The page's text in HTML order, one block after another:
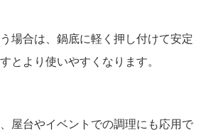
場合は、鍋底に軽く押し付けて安定
とより使いやすくなります。
屋台やイベントでの調理にも応用で